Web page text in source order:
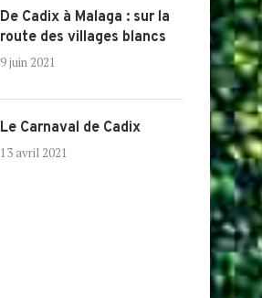
De Cadix à Malaga : sur la
route des villages blancs
9 juin 2021
Le Carnaval de Cadix
13 avril 2021